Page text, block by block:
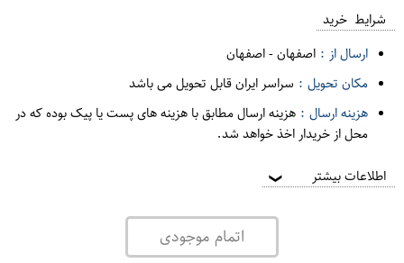
شرایط خرید
ارسال از : اصفهان-اصفهان
مکان تحویل : سراسر ایران قابل تحویل می باشد
هزینه ارسال : هزینه ارسال مطابق با هزینه های پست یا پیک بوده که در
محل از خریدار اخذ خواهد شد.
اطلاعات بیشتر ❯
اتمام موجودی